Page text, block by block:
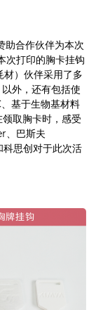
助合作伙伴为本次
次打印的胸卡挂钩
）伙伴采用了多
外，还有包括使
基于生物基材料
取胸卡时，感受
、巴斯夫
思创对于此次活